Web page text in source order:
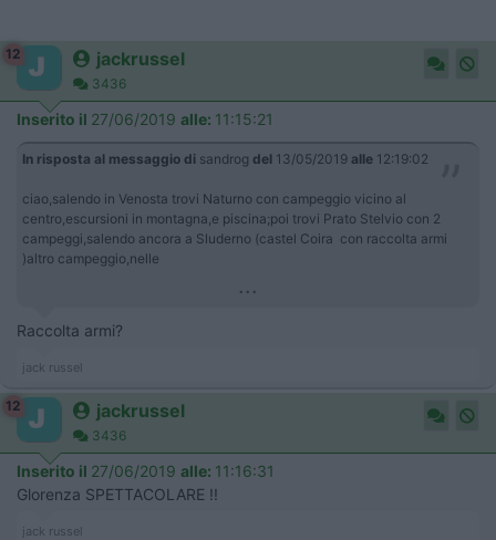
12 jackrussel
3436
Inserito il 27/06/2019 alle: 11:15:21
In risposta al messaggio di sandrog del 13/05/2019 alle 12:19:02
ciao,salendo in Venosta trovi Naturno con campeggio vicino al
centro,escursioni in montagna,e piscina;poi trovi Prato Stelvio con 2
campeggi,salendo ancora a Sluderno (castel Coira con raccolta armi
)altro campeggio,nelle
...
Raccolta armi?
jack russel
12 jackrussel
3436
Inserito il 27/06/2019 alle: 11:16:31
Glorenza SPETTACOLARE !!
jack russel